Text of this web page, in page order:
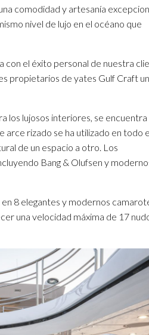
comodidad y artesanía
nivel de lujo en el océano que
el éxito personal de nuestra
propietarios de yates Gulf Craft
los lujosos interiores, se
arce rizado se ha utilizado en todo
de un espacio a otro. Los
Bang & Olufsen y
8 elegantes y modernos
una velocidad máxima de 17